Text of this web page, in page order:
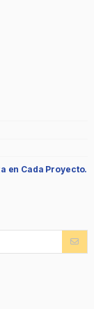
en Cada Proyecto.